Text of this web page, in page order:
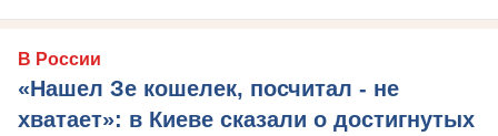
В России
«Нашел Зе кошелек, посчитал - не
хватает»: в Киеве сказали о достигнутых